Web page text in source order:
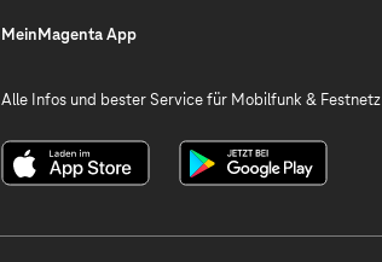
MeinMagenta App
Alle Infos und bester Service für Mobilfunk & Festnetz